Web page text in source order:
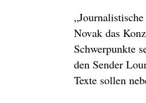
Novak das
Schwerpunkte
den Sender
Texte sollen